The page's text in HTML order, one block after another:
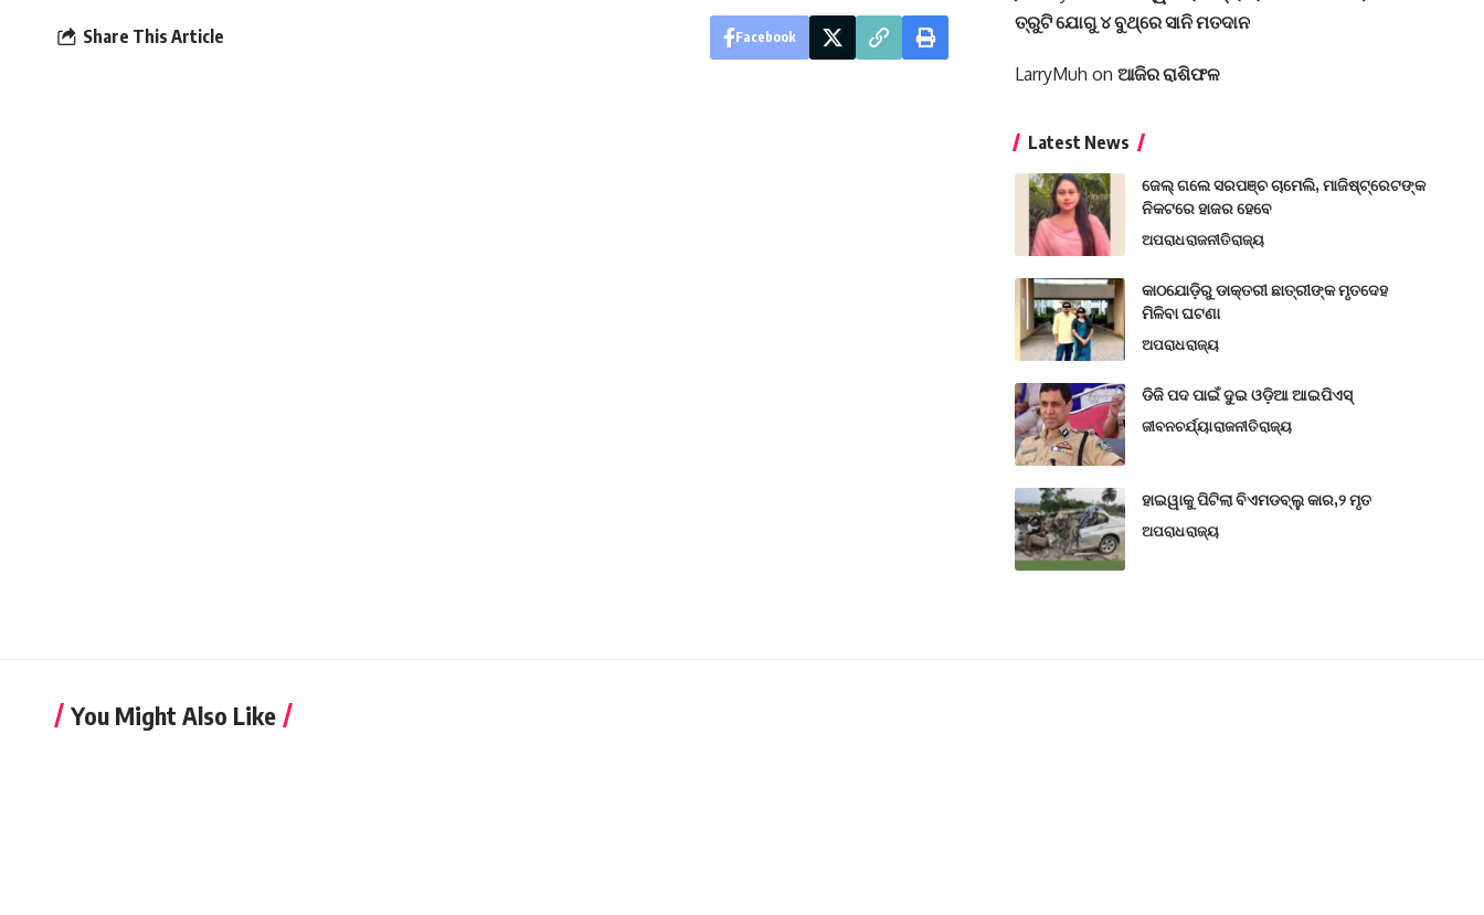
Share This Article Facebook
ତ୍ରୁଟି ଯୋଗୁ ୪ ବୁଥ୍‌ରେ ସାନି ମତଦାନ
LarryMuh on ଆଜିର ରାଶିଫଳ
Latest News
ଜେଲ୍ ଗଲେ ସରପଞ୍ଚ ଚାମେଲି, ମାଜିଷ୍ଟ୍ରେଟଙ୍କ
ନିକଟରେ ହାଜର ହେବେ
ଅପରାଧରାଜନୀତିରାଜ୍ୟ
କାଠଯୋଡ଼ିରୁ ଡାକ୍ତରୀ ଛାତ୍ରୀଙ୍କ ମୃତଦେହ
ମିଳିବା ଘଟଣା
ଅପରାଧରାଜ୍ୟ
ଡିଜି ପଦ ପାଇଁ ଦୁଇ ଓଡ଼ିଆ ଆଇପିଏସ୍
ଜୀବନଚର୍ଯ୍ୟାରାଜନୀତିରାଜ୍ୟ
ହାଇୱାକୁ ପିଟିଲା ବିଏମଡବ୍ଲୁ କାର,୨ ମୃତ
ଅପରାଧରାଜ୍ୟ
You Might Also Like